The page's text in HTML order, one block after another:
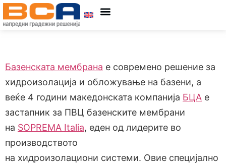
Базенската мембрана е современо решение за
хидроизолација и обложување на базени, а
веќе 4 години македонската компанија БЦА е
застапник за ПВЦ базенските мембрани
на SOPREMA Italia, еден од лидерите во
производството
на хидроизолациони системи. Овие специјално